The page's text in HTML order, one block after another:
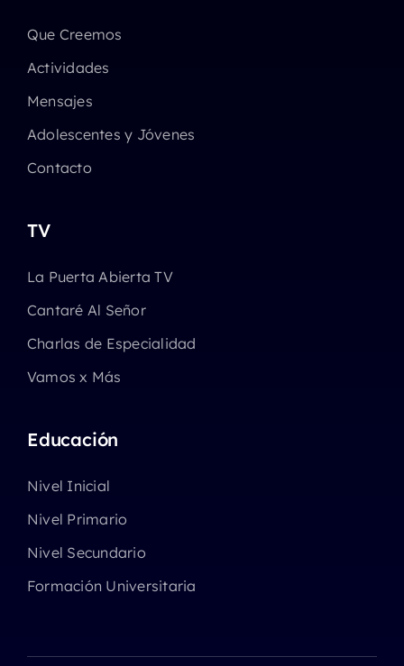
Que Creemos
Actividades
Mensajes
Adolescentes y Jóvenes
Contacto
TV
La Puerta Abierta TV
Cantaré Al Señor
Charlas de Especialidad
Vamos x Más
Educación
Nivel Inicial
Nivel Primario
Nivel Secundario
Formación Universitaria